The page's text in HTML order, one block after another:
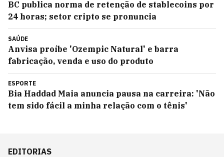
BC publica norma de retenção de stablecoins por
24 horas; setor cripto se pronuncia
SAÚDE
Anvisa proíbe 'Ozempic Natural' e barra
fabricação, venda e uso do produto
ESPORTE
Bia Haddad Maia anuncia pausa na carreira: 'Não
tem sido fácil a minha relação com o tênis'
EDITORIAS